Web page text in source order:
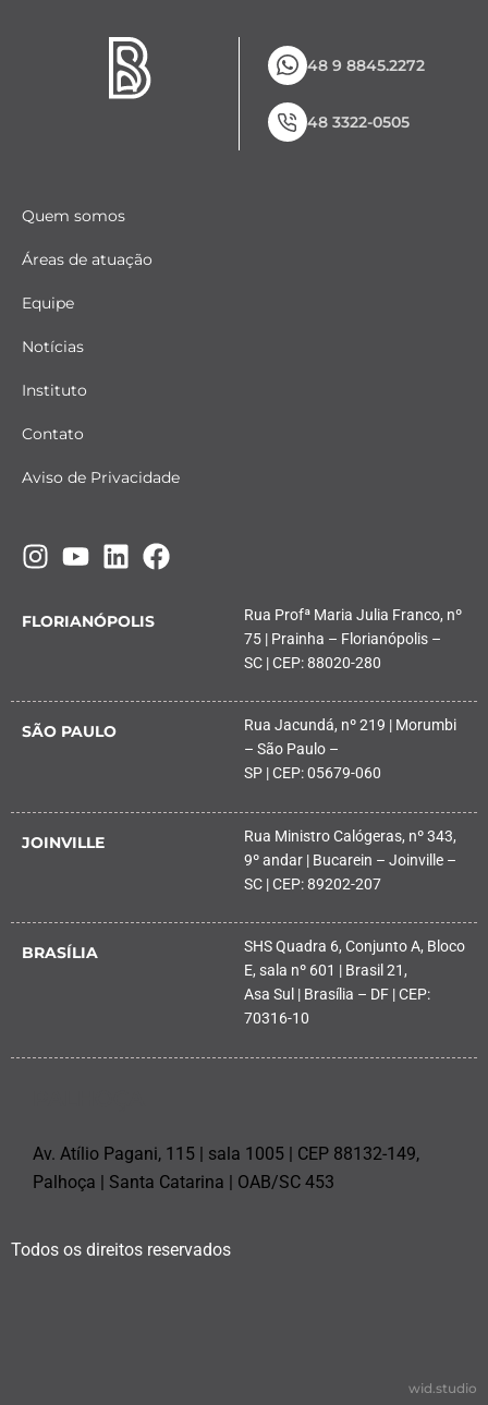
48 9 8845.2272
48 3322-0505
Quem somos
Áreas de atuação
Equipe
Notícias
Instituto
Contato
Aviso de Privacidade
FLORIANÓPOLIS
Rua Profª Maria Julia Franco, nº
75 | Prainha – Florianópolis –
SC | CEP: 88020-280
SÃO PAULO
Rua Jacundá, nº 219 | Morumbi
– São Paulo –
SP | CEP: 05679-060
JOINVILLE
Rua Ministro Calógeras, nº 343,
9º andar | Bucarein – Joinville –
SC | CEP: 89202-207
BRASÍLIA
SHS Quadra 6, Conjunto A, Bloco
E, sala nº 601 | Brasil 21,
Asa Sul | Brasília – DF | CEP:
70316-10
Av. Atílio Pagani, 115 | sala 1005 | CEP 88132-149,
Palhoça | Santa Catarina | OAB/SC 453
Todos os direitos reservados
wid.studio